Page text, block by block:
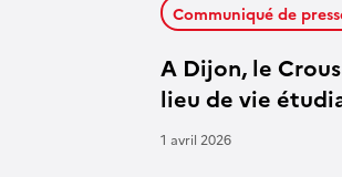
A Dijon, le
lieu de vie
Communiqué de
1 avril 2026